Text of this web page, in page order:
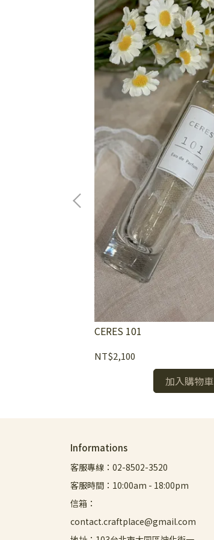
CERES 101
NT$2,100
加入購物車
Informations
客服專線：02-8502-3520
客服時間：10:00am - 18:00pm
信箱：
contact.craftplace@gmail.com